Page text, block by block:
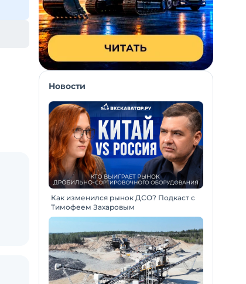
Новости
Как изменился рынок ДСО? Подкаст с
Тимофеем Захаровым